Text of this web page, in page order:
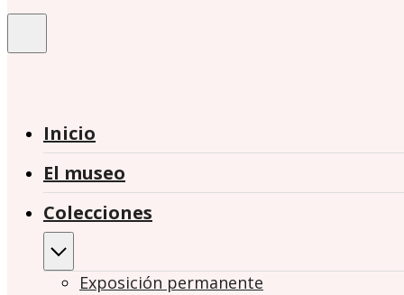
Inicio
El museo
Colecciones
Exposición permanente